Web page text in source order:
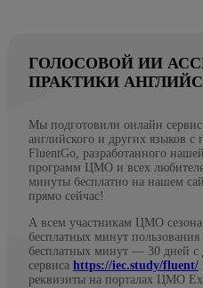
ГОЛОСОВОЙ ИИ
ПРАКТИКИ
Мы подготовили онлайн
английского и других языков
FluentGo, разработанного
программ ЦМО и всех
минуты бесплатно на нашем
прямо сейчас!
А всем участникам ЦМО
бесплатных минут
бесплатных минут — 30 дней с
сервиса https://iec.study/fluent/
реквизиты на порталах ЦМО